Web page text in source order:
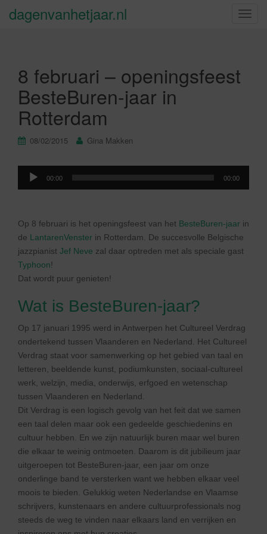
S
g
e
dagenvanhetjaar.nl
8 februari – openingsfeest
BesteBuren-jaar in
Rotterdam
08/02/2015 Gina Makken
Audiospeler
00:00 00:00
Op 8 februari is het openingsfeest van het BesteBuren-jaar in
de LantarenVenster in Rotterdam. De succesvolle Belgische
jazzpianist Jef Neve zal daar optreden met als speciale gast
Typhoon!
Dat wordt puur genieten!
Wat is BesteBuren-jaar?
Op 17 januari 1995 werd in Antwerpen het Cultureel Verdrag
ondertekend tussen Vlaanderen en Nederland. Het Cultureel
Verdrag staat voor samenwerking op het gebied van taal en
letteren, beeldende kunst, podiumkunsten, sociaal-cultureel
werk, welzijn, media, onderwijs, erfgoed en wetenschap
tussen Vlaanderen en Nederland.
Dit Verdrag is een logisch gevolg van het feit dat we samen
een taal delen maar ook een gedeelde geschiedenins en
cultuur hebben. En we zijn natuurlijk buren maar wel buren
die elkaar te weinig ontmoeten. Daarom is dit jubilieum jaar
uitgeroepen tot BesteBuren-jaar, een jaar om onze
onderlinge band te versterken want we hebben elkaar veel
moois te bieden. Gelukkig weten Nederlandse en Vlaamse
schrijvers, kunstenaars en andere cultuurprofessionals nog
steeds de weg te vinden naar elkaars land en verrijken en